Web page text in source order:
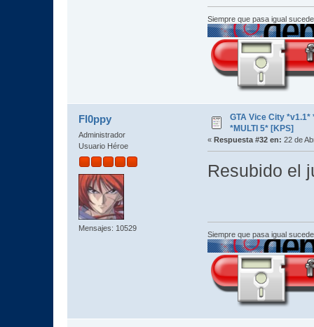
Siempre que pasa igual
Fl0ppy
Administrador
Usuario Héroe
Mensajes: 10529
GTA Vice City *v1.1*
*MULTI 5* [KPS]
« Respuesta #32 en: 22 de
Resubido el
Siempre que pasa igual